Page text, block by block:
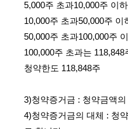
5,000주 초과10,000주 이
10,000주 초과50,000주 이
50,000주 초과100,000주
100,000주 초과는 118,848
청약한도 118,848주
3)청약증거금 : 청약금액의
4)청약증거금의 대체 : 청